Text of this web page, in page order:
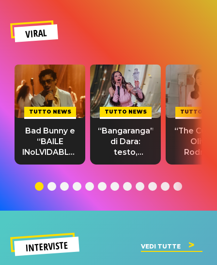
VIRAL
TUTTO NEWS
Bad Bunny e
“BAILE
INoLVIDABLE”:
testo,
significato
TUTTO NEWS
“Bangaranga”
di Dara:
testo,
traduzione e
del singolo
TUTTO
“The
Olivia
testo,
INTERVISTE VEDI TUTTE